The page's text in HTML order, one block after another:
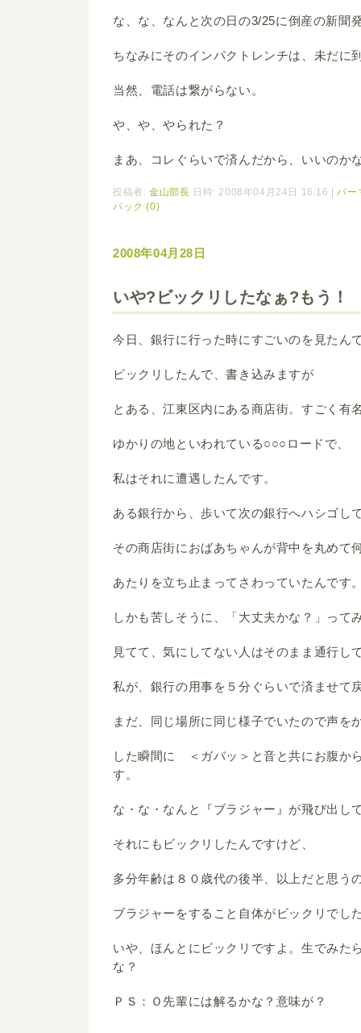
な、な、なんと次の日の3/25に倒産の新聞
ちなみにそのインパクトレンチは、未だに
当然、電話は繋がらない。
や、や、やられた？
まあ、コレぐらいで済んだから、いいのか
投稿者:金山部長 日時: 2008年04月24日 16:16
パー
バック (0)
2008年04月28日
いや?ビックリしたなぁ?もう！
今日、銀行に行った時にすごいのを見たん
ビックリしたんで、書き込みますが
とある、江東区内にある商店街。すごく有
ゆかりの地といわれている○○○ロードで、
私はそれに遭遇したんです。
ある銀行から、歩いて次の銀行へハシゴし
その商店街におばあちゃんが背中を丸めて
あたりを立ち止まってさわっていたんです
しかも苦しそうに、「大丈夫かな？」って
見てて、気にしてない人はそのまま通行し
私が、銀行の用事を５分ぐらいで済ませて
まだ、同じ場所に同じ様子でいたので声を
した瞬間に ＜ガバッ＞と音と共にお腹か
す。
な・な・なんと『ブラジャー』が飛び出し
それにもビックリしたんですけど、
多分年齢は８０歳代の後半、以上だと思う
ブラジャーをすること自体がビックリでし
いや、ほんとにビックリですよ。生でみた
な？
ＰＳ：Ｏ先輩には解るかな？意味が？